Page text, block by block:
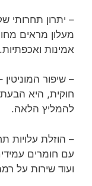
– יתרון
מעלון מראים
אמינות ואכפתיות.
– שיפור
חוקית, היא
להמליץ הלאה.
– הוזלת עלויות
עם חומרים
ועוד שירות על